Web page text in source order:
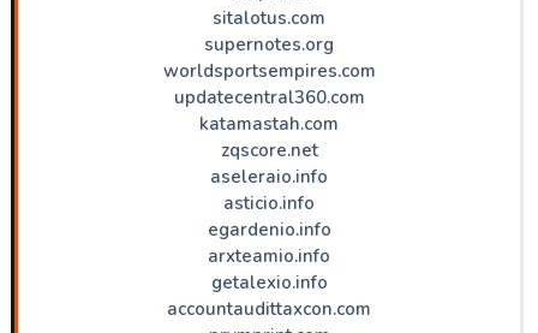
sitalotus.com
supernotes.org
worldsportsempires.com
updatecentral360.com
katamastah.com
zqscore.net
aseleraio.info
asticio.info
egardenio.info
arxteamio.info
getalexio.info
accountaudittaxcon.com